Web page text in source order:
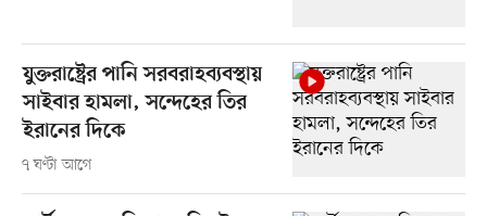
যুক্তরাষ্ট্রের পানি সরবরাহব্যবস্থায়
সাইবার হামলা, সন্দেহের তির
ইরানের দিকে
৭ ঘণ্টা আগে